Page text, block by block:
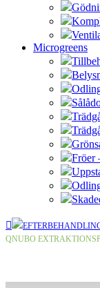
Microgreens
Fröer
QNUBO